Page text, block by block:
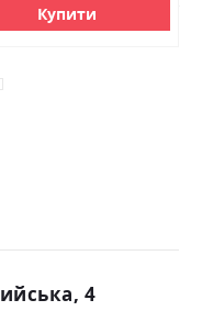
Купити
4